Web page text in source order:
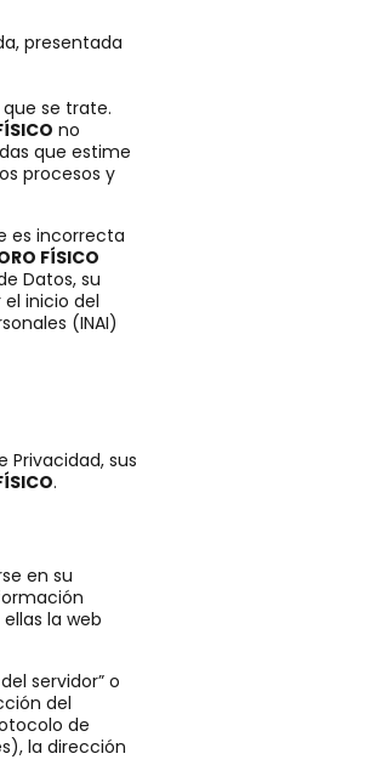
presentada
se trate.
no
que estime
procesos y
es incorrecta
FÍSICO
Datos, su
inicio del
(INAI)
Privacidad, sus
.
en su
la web
servidor” o
del
de
la dirección